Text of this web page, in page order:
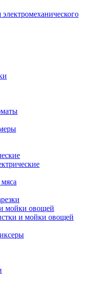
мойки овощей
и мойки овощей